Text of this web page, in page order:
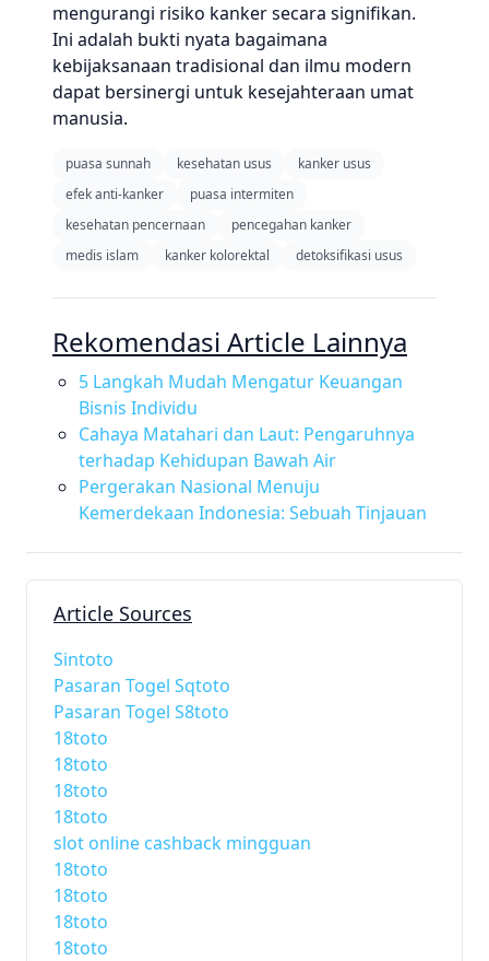
mengurangi risiko kanker secara signifikan.
Ini adalah bukti nyata bagaimana
kebijaksanaan tradisional dan ilmu modern
dapat bersinergi untuk kesejahteraan umat
manusia.
puasa sunnah kesehatan usus
kanker usus
efek anti-kanker
puasa intermiten
kesehatan pencernaan
pencegahan kanker
medis islam
kanker kolorektal detoksifikasi usus
Rekomendasi Article Lainnya
5 Langkah Mudah Mengatur Keuangan
Bisnis Individu
Cahaya Matahari dan Laut: Pengaruhnya
terhadap Kehidupan Bawah Air
Pergerakan Nasional Menuju
Kemerdekaan Indonesia: Sebuah Tinjauan
Article Sources
Sintoto
Pasaran Togel Sqtoto
Pasaran Togel S8toto
18toto
18toto
18toto
18toto
slot online cashback mingguan
18toto
18toto
18toto
18toto